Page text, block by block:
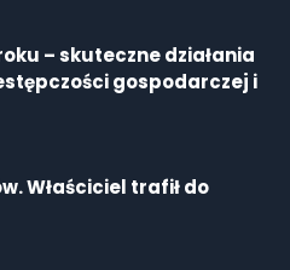
– skuteczne działania
gospodarczej i
Właściciel trafił do